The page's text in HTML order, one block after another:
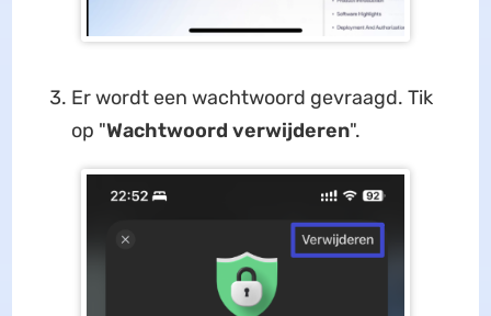
Er wordt een wachtwoord gevraagd. Tik
op "Wachtwoord verwijderen".